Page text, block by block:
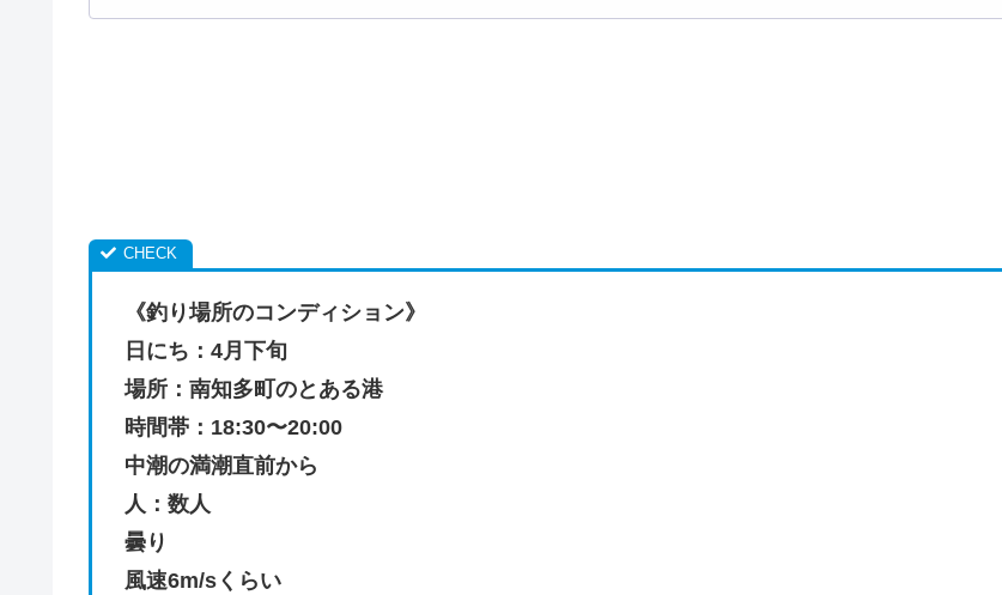
《釣り場所のコンディション》
日にち：4月下旬
場所：南知多町のとある港
時間帯：18:30〜20:00
中潮の満潮直前から
人：数人
曇り
風速6m/sくらい